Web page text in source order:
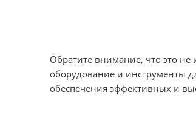
Обратите внимание, что это
оборудование и инструменты
обеспечения эффективных и